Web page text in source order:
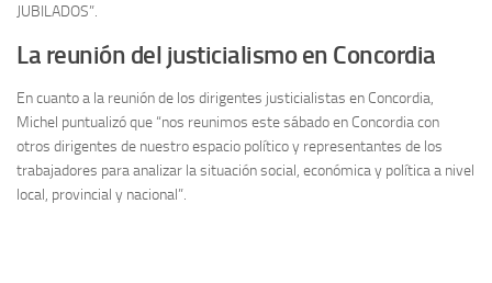
JUBILADOS”.
La reunión del justicialismo en Concordia
En cuanto a la reunión de los dirigentes justicialistas en Concordia,
Michel puntualizó que “nos reunimos este sábado en Concordia con
otros dirigentes de nuestro espacio político y representantes de los
trabajadores para analizar la situación social, económica y política a nivel
local, provincial y nacional”.